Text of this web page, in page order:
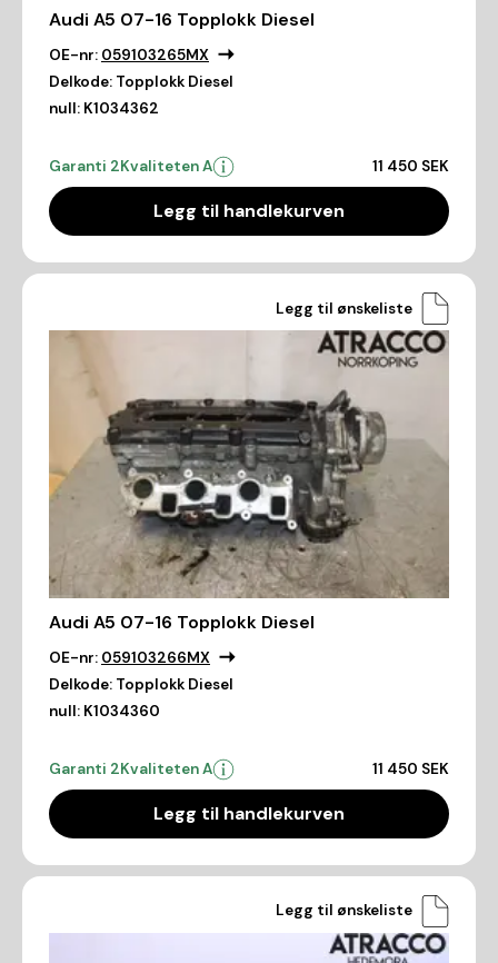
Audi A5 07-16 Topplokk Diesel
OE-nr: 059103265MX
Delkode: Topplokk Diesel
null: K1034362
Garanti 2Kvaliteten A 11 450 SEK
Legg til handlekurven
Legg til ønskeliste
Audi A5 07-16 Topplokk Diesel
OE-nr: 059103266MX
Delkode: Topplokk Diesel
null: K1034360
Garanti 2Kvaliteten A 11 450 SEK
Legg til handlekurven
Legg til ønskeliste